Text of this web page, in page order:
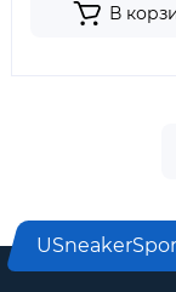
В